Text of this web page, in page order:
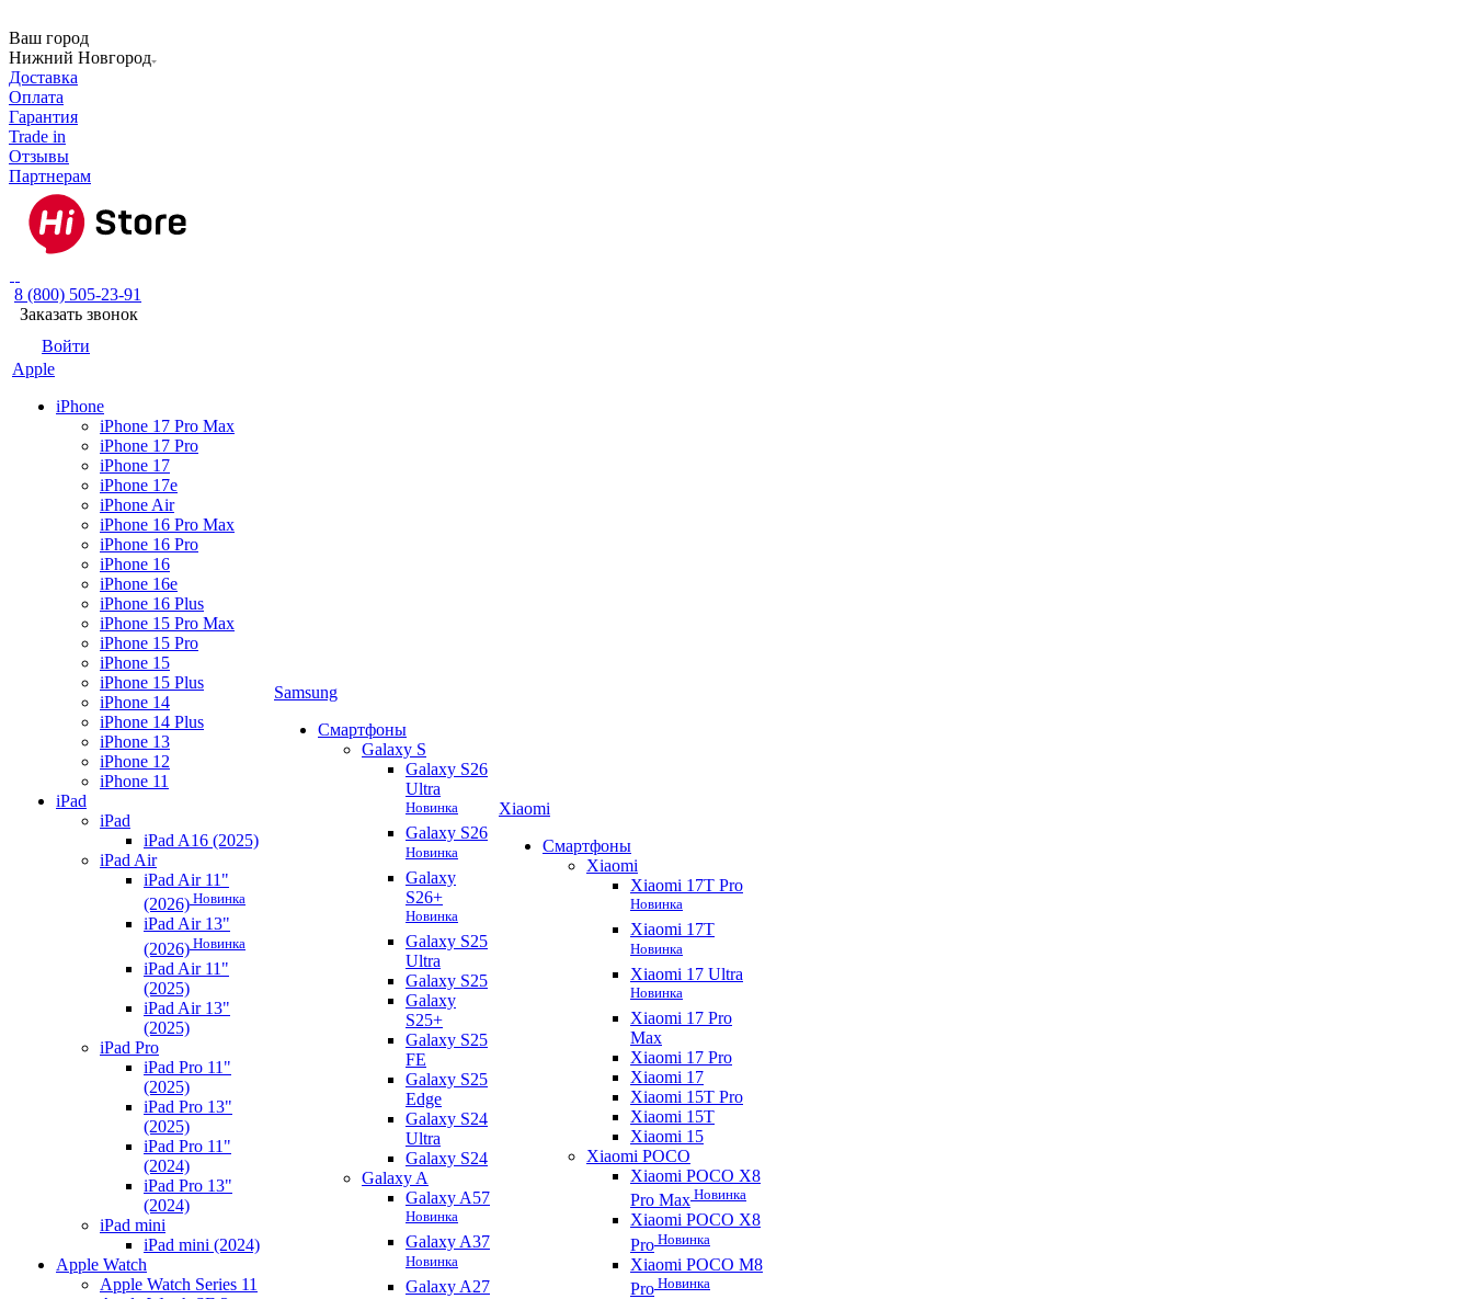
Ваш город
Нижний Новгород
Доставка
Оплата
Гарантия
Trade in
Отзывы
Партнерам
8 (800) 505-23-91
Заказать звонок
Войти
Apple
iPhone
iPhone 17 Pro Max
iPhone 17 Pro
iPhone 17
iPhone 17e
iPhone Air
iPhone 16 Pro Max
iPhone 16 Pro
iPhone 16
iPhone 16e
iPhone 16 Plus
iPhone 15 Pro Max
iPhone 15 Pro
iPhone 15
iPhone 15 Plus
iPhone 14
iPhone 14 Plus
iPhone 13
iPhone 12
iPhone 11
iPad
iPad
iPad A16 (2025)
iPad Air
iPad Air 11"
(2026) Новинка
iPad Air 13"
(2026) Новинка
iPad Air 11"
(2025)
iPad Air 13"
(2025)
iPad Pro
iPad Pro 11"
(2025)
iPad Pro 13"
(2025)
iPad Pro 11"
(2024)
iPad Pro 13"
(2024)
iPad mini
iPad mini (2024)
Apple Watch
Apple Watch Series 11
Samsung
Смартфоны
Galaxy S
Galaxy S26
Ultra
Новинка
Galaxy S26
Новинка
Galaxy
S26+
Новинка
Galaxy S25
Ultra
Galaxy S25
Galaxy
S25+
Galaxy S25
FE
Galaxy S25
Edge
Galaxy S24
Ultra
Galaxy S24
Galaxy A
Galaxy A57
Новинка
Galaxy A37
Новинка
Galaxy A27
Xiaomi
Смартфоны
Xiaomi
Xiaomi 17T Pro
Новинка
Xiaomi 17T
Новинка
Xiaomi 17 Ultra
Новинка
Xiaomi 17 Pro
Max
Xiaomi 17 Pro
Xiaomi 17
Xiaomi 15T Pro
Xiaomi 15T
Xiaomi 15
Xiaomi POCO
Xiaomi POCO X8
Pro Max Новинка
Xiaomi POCO X8
Pro Новинка
Xiaomi POCO M8
Pro Новинка